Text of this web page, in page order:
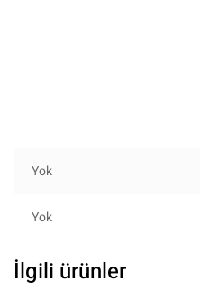
Yok
Yok
İlgili ürünler